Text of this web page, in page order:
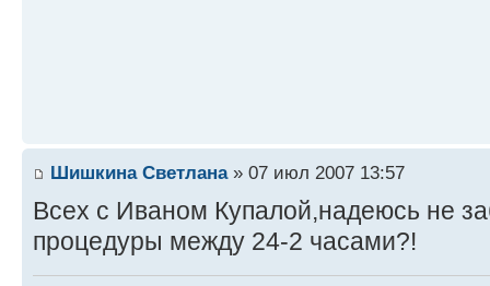
Шишкина Светлана» 07 июл 2007 13:57
Всех с Иваном Купалой,надеюсь не
процедуры между 24-2 часами?!